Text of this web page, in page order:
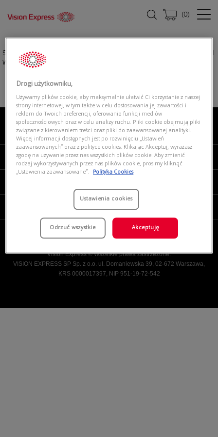
(0)
Strona główna|
Wayfarer
O NAS
MOJE VISION EXPRESS
Vision Express © Wszelkie prawa zastrzeżone.
VISION EXPRESS SP Sp. z o.o. ul. Domaniewska 39, 02-672 Warszawa,
KRS 0000017397, NIP 951-19-72-542
Drogi użytkowniku,
Używamy plików cookie, aby maksymalnie ułatwić Ci korzystanie z naszej
strony internetowej, w tym także w celu dostosowania jej zawartości i
reklam do Twoich preferencji, oferowania funkcji mediów
społecznościowych oraz w celu analizy ruchu. Pliki cookie obejmują pliki
związane z kierowaniem treści oraz pliki do zaawansowanej analityki.
Więcej informacji dostępnych jest po rozwinięciu „Ustawień
zaawansowanych” oraz z polityce cookies. Klikając Akceptuj, wyrażasz
zgodę na używanie przez nas wszystkich plików cookie. Aby zmienić
rodzaj wykorzystywanych przez nas plików cookie, prosimy kliknąć
„Ustawienia zaawansowane”.
Polityka Cookies
Ustawienia cookies
Odrzuć wszystkie Akceptuję